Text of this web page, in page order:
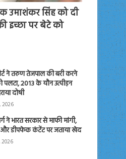
उमाशंकर सिंह को दी
इच्छा पर बेटे को
ने तरुण तेजपाल की बरी करने
2013 के यौन उत्पीड़न
दोषी
2026
ने भारत सरकार से माफी मांगी,
डीपफेक कंटेंट पर जताया खेद